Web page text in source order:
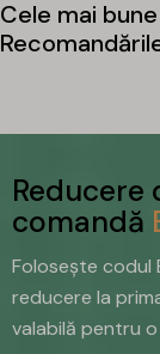
Cele mai
Reducere
comandă
Folosește codul
reducere la
valabilă pentru